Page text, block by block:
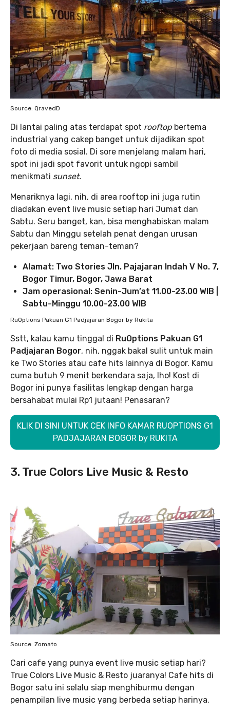
Source: QravedD
Di lantai paling atas terdapat spot rooftop bertema
industrial yang cakep banget untuk dijadikan spot
foto di media sosial. Di sore menjelang malam hari,
spot ini jadi spot favorit untuk ngopi sambil
menikmati sunset.
Menariknya lagi, nih, di area rooftop ini juga rutin
diadakan event live music setiap hari Jumat dan
Sabtu. Seru banget, kan, bisa menghabiskan malam
Sabtu dan Minggu setelah penat dengan urusan
pekerjaan bareng teman-teman?
Alamat: Two Stories Jln. Pajajaran Indah V No. 7,
Bogor Timur, Bogor, Jawa Barat
Jam operasional: Senin-Jum’at 11.00-23.00 WIB |
Sabtu-Minggu 10.00-23.00 WIB
RuOptions Pakuan G1 Padjajaran Bogor by Rukita
Sstt, kalau kamu tinggal di RuOptions Pakuan G1
Padjajaran Bogor, nih, nggak bakal sulit untuk main
ke Two Stories atau cafe hits lainnya di Bogor. Kamu
cuma butuh 9 menit berkendara saja, lho! Kost di
Bogor ini punya fasilitas lengkap dengan harga
bersahabat mulai Rp1 jutaan! Penasaran?
KLIK DI SINI UNTUK CEK INFO KAMAR RUOPTIONS G1
PADJAJARAN BOGOR by RUKITA
3. True Colors Live Music & Resto
Source: Zomato
Cari cafe yang punya event live music setiap hari?
True Colors Live Music & Resto juaranya! Cafe hits di
Bogor satu ini selalu siap menghiburmu dengan
penampilan live music yang berbeda setiap harinya.